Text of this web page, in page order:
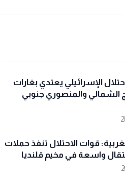
الإسرائيلي يعتدي بغارات
الشمالي والمنصوري جنوبي
قوات الاحتلال تنفذ حملات
واسعة في مخيم قلنديا